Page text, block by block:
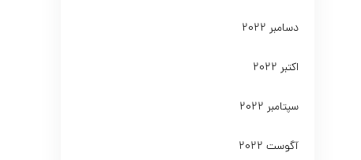
دسامبر 2022
اکتبر 2022
سپتامبر 2022
آگوست 2022